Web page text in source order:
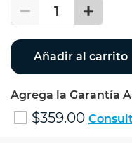
1
Añadir al carrito
Agrega la Garantía
$359.00